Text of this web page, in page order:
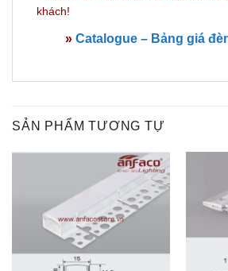
khách!
» Catalogue – Bảng giá
SẢN PHẨM TƯƠNG TỰ